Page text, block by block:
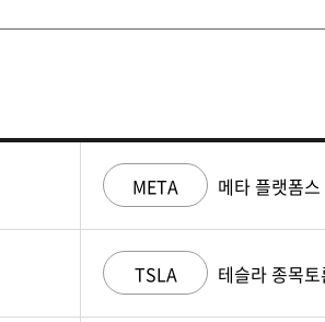
META 메타 플랫폼
TSLA 테슬라 종목